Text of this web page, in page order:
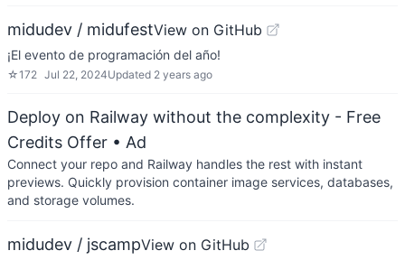
midudev / midufestView on GitHub
¡El evento de programación del año!
☆172 Jul 22, 2024Updated 2 years ago
Deploy on Railway without the complexity - Free
Credits Offer • Ad
Connect your repo and Railway handles the rest with instant
previews. Quickly provision container image services, databases,
and storage volumes.
midudev / jscampView on GitHub